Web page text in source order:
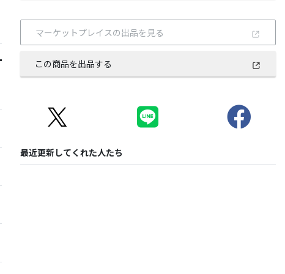
マーケットプレイスの出品を見る
この商品を出品する
最近更新してくれた人たち